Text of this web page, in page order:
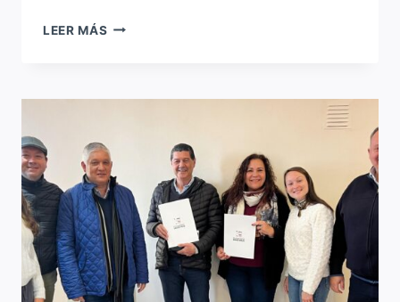
LEER MÁS EL
EL
LOS
VECINOS
ANTE
LA
JUSTICIA
POR
LOS
REITERADOS